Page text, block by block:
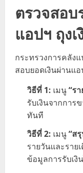
ตรวจสอบ
แอปฯ ถุง
กระทรวงการคลัง
สอบยอดเงินผ่านแอ
วิธีที่ 1: เมนู“ร
รับเงินจากกา
ทันที
วิธีที่ 2: เมนู“ส
รายวันและราย
ข้อมูลการรับเงิ